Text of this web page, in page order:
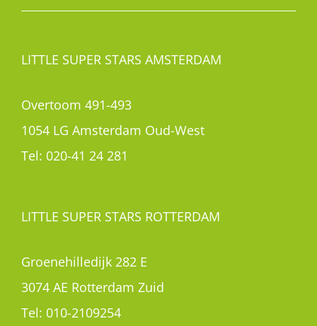
LITTLE SUPER STARS AMSTERDAM
Overtoom 491-493
1054 LG Amsterdam Oud-West
Tel: 020-41 24 281
LITTLE SUPER STARS ROTTERDAM
Groenehilledijk 282 E
3074 AE Rotterdam Zuid
Tel: 010-2109254